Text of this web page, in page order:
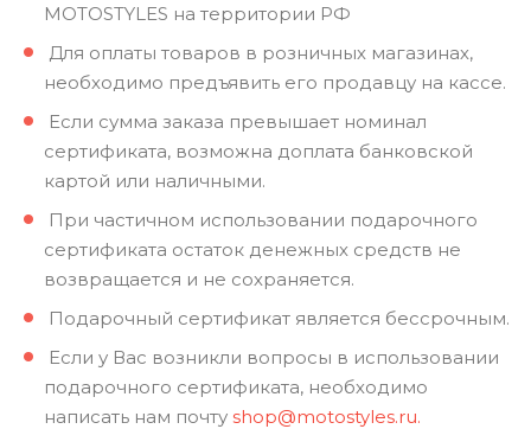
MOTOSTYLES на территории РФ
Для оплаты товаров в розничных магазинах,
необходимо предъявить его продавцу на кассе.
Если сумма заказа превышает номинал
сертификата, возможна доплата банковской
картой или наличными.
При частичном использовании подарочного
сертификата остаток денежных средств не
возвращается и не сохраняется.
Подарочный сертификат является бессрочным.
Если у Вас возникли вопросы в использовании
подарочного сертификата, необходимо
написать нам почту shop@motostyles.ru.